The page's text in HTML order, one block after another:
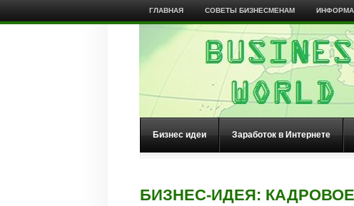
ГЛАВНАЯ СОВЕТЫ БИЗНЕСМЕНАМ
Бизнес идеи Заработок в Интернете
БИЗНЕС-ИДЕЯ: